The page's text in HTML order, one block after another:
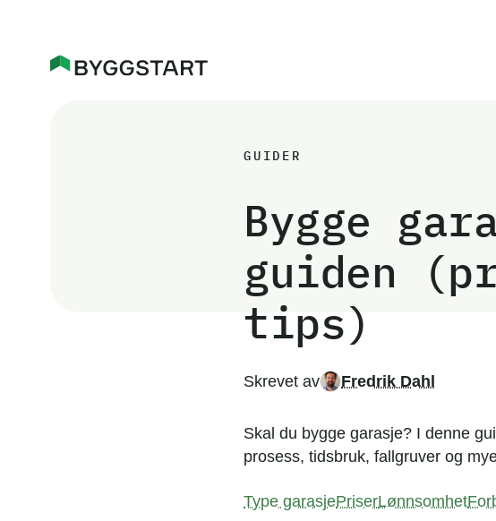
GUIDER
Bygge
guiden
tips)
Skrevet av Fredrik Dahl
Skal du bygge garasje? I denne
prosess, tidsbruk, fallgruver og
Type garasjePriserLønnsomhet